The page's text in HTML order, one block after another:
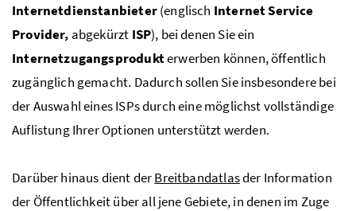
Internetdienstanbieter(englisch Internet Service
Provider, abgekürzt ISP), bei denen Sie ein
Internetzugangsprodukterwerben können, öffentlich
zugänglich gemacht. Dadurch sollen Sie insbesondere bei
der Auswahl eines ISPs durch eine möglichst vollständige
Auflistung Ihrer Optionen unterstützt werden.
Darüber hinaus dient derBreitbandatlasder Information
der Öffentlichkeit über all jene Gebiete, in denen im Zuge